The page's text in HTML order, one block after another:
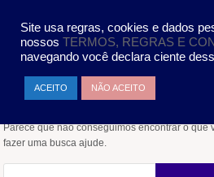
conteúdo
Nada encontrado
Parece que não conseguimos encontrar o que
fazer uma busca ajude.
Site usa regras, cookies e dados
nossos TERMOS, REGRAS E
navegando você declara ciente
ACEITO NÃO ACEITO